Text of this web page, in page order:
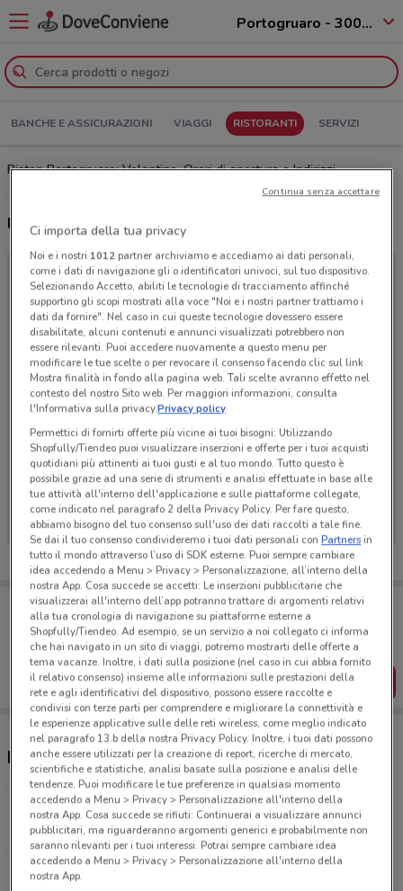
Portogruaro - 30020
BANCHE E ASSICURAZIONI VIAGGI RISTORANTI SERVIZI
Ristop Portogruaro: Volantino, Orari di apertura e Indirizzi
Ultime offerte del volantino Ristop
Ci dispiace, al momento non abbiamo pubblicato
volantini nella tua zona. Riprova più tardi.
Porta DoveConviene sempre con te!
Puoi trovare le migliori offerte dei negozi vicino a te,
salvarle e creare la tua lista del risparmio, comodamente
dal tuo cellulare.
SCARICA L’APP
Ristoranti Ristop nelle vicinanze
Autostrada Venezia-Trieste Cessalto
19.8 km
Ci importa della tua privacy
Noi e i nostri 1012partner archiviamo e accediamo ai dati personali,
come i dati di navigazione gli o identificatori univoci, sul tuo dispositivo.
Selezionando Accetto, abiliti le tecnologie di tracciamento affinché
supportino gli scopi mostrati alla voce "Noi e i nostri partner trattiamo i
dati da fornire". Nel caso in cui queste tecnologie dovessero essere
disabilitate, alcuni contenuti e annunci visualizzati potrebbero non
essere rilevanti. Puoi accedere nuovamente a questo menu per
modificare le tue scelte o per revocare il consenso facendo clic sul link
Mostra finalità in fondo alla pagina web. Tali scelte avranno effetto nel
contesto del nostro Sito web. Per maggiori informazioni, consulta
l'Informativa sulla privacy.Privacy policy
Permettici di fornirti offerte più vicine ai tuoi bisogni: Utilizzando
Shopfully/Tiendeo puoi visualizzare inserzioni e offerte per i tuoi acquisti
quotidiani più attinenti ai tuoi gusti e al tuo mondo. Tutto questo è
possibile grazie ad una serie di strumenti e analisi effettuate in base alle
tue attività all'interno dell'applicazione e sulle piattaforme collegate,
come indicato nel paragrafo 2 della Privacy Policy. Per fare questo,
abbiamo bisogno del tuo consenso sull'uso dei dati raccolti a tale fine.
Se dai il tuo consenso condivideremo i tuoi dati personali conPartnersin
tutto il mondo attraverso l’uso di SDK esterne. Puoi sempre cambiare
idea accedendo a Menu > Privacy > Personalizzazione, all’interno della
nostra App. Cosa succede se accetti: Le inserzioni pubblicitarie che
visualizzerai all'interno dell’app potranno trattare di argomenti relativi
alla tua cronologia di navigazione su piattaforme esterne a
Shopfully/Tiendeo. Ad esempio, se un servizio a noi collegato ci informa
che hai navigato in un sito di viaggi, potremo mostrarti delle offerte a
tema vacanze. Inoltre, i dati sulla posizione (nel caso in cui abbia fornito
il relativo consenso) insieme alle informazioni sulle prestazioni della
rete e agli identificativi del dispositivo, possono essere raccolte e
condivisi con terze parti per comprendere e migliorare la connettività e
le esperienze applicative sulle delle reti wireless, come meglio indicato
nel paragrafo 13.b della nostra Privacy Policy. Inoltre, i tuoi dati possono
anche essere utilizzati per la creazione di report, ricerche di mercato,
scientifiche e statistiche, analisi basate sulla posizione e analisi delle
tendenze. Puoi modificare le tue preferenze in qualsiasi momento
accedendo a Menu > Privacy > Personalizzazione all'interno della
nostra App. Cosa succede se rifiuti: Continuerai a visualizzare annunci
pubblicitari, ma riguarderanno argomenti generici e probabilmente non
saranno rilevanti per i tuoi interessi. Potrai sempre cambiare idea
accedendo a Menu > Privacy > Personalizzazione all'interno della
nostra App.
Continua senza accettare